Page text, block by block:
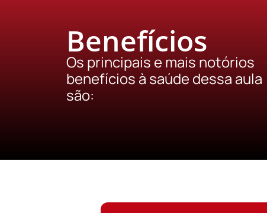
Benefícios
Os principais e mais notórios
benefícios à saúde dessa aula
são: